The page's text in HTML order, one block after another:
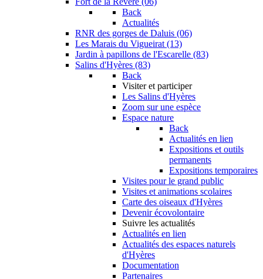
Back
Actualités
RNR des gorges de Daluis (06)
Les Marais du Vigueirat (13)
Jardin à papillons de l'Escarelle (83)
Salins d'Hyères (83)
Back
Visiter et participer
Les Salins d'Hyères
Zoom sur une espèce
Espace nature
Back
Actualités en lien
Expositions et outils
permanents
Expositions temporaires
Visites pour le grand public
Visites et animations scolaires
Carte des oiseaux d'Hyères
Devenir écovolontaire
Suivre les actualités
Actualités en lien
Actualités des espaces naturels
d'Hyères
Documentation
Partenaires